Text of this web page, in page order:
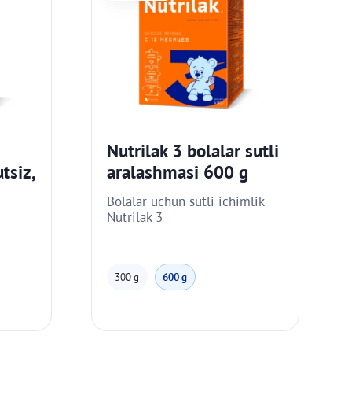
Nutrilak 3 bolalar sutli
aralashmasi 600 g
Bolalar uchun sutli ichimlik
Nutrilak 3
300 g 600 g